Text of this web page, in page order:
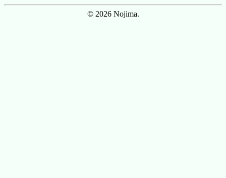
© 2026 Nojima.